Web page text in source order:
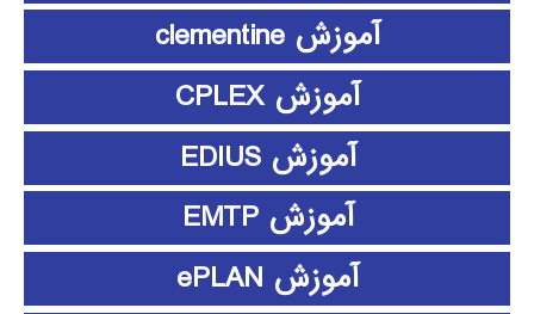
آموزش clementine
آموزش CPLEX
آموزش EDIUS
آموزش EMTP
آموزش ePLAN